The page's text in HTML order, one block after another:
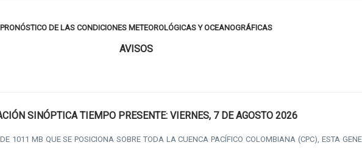
PRONÓSTICO DE LAS CONDICIONES METEOROLÓGICAS Y OCEANOGRÁFICAS
AVISOS
SINÓPTICA TIEMPO PRESENTE: VIERNES, 7 DE AGOSTO 2026
1011 MB QUE SE POSICIONA SOBRE TODA LA CUENCA PACÍFICO COLOMBIANA (CPC), ESTA